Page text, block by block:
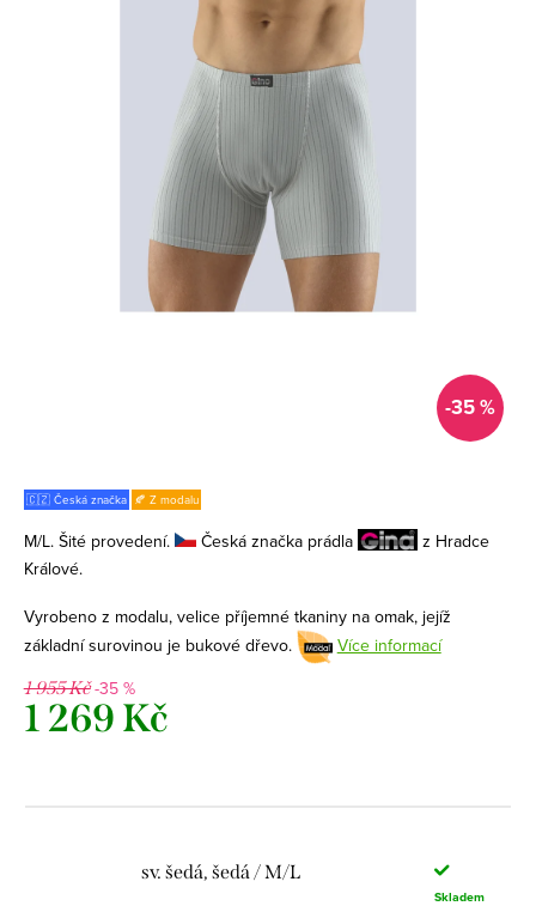
-35 %
🇨🇿 Česká značka 🍂 Z modalu
M/L. Šité provedení. Česká značka prádla
z Hradce
Králové.
Vyrobeno z modalu, velice příjemné tkaniny na omak, jejíž
základní surovinou je bukové dřevo.
Více informací
1 955 Kč-35 %
1 269 Kč
sv. šedá, šedá / M/L
Skladem